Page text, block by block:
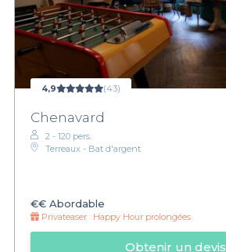
4,9 (43)
Chenavard
2 - 120 pers.
Terreaux - Bat d'argent
€€ Abordable
Privateaser : Happy Hour prolongées
Obtenir un devis